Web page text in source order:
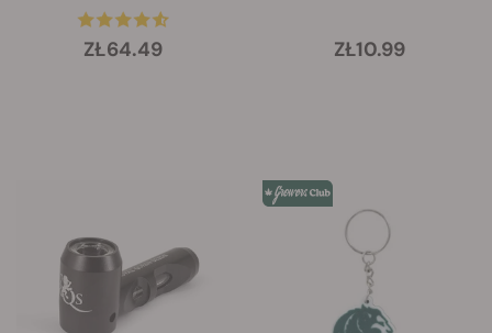
ZŁ64.49 ZŁ10.99